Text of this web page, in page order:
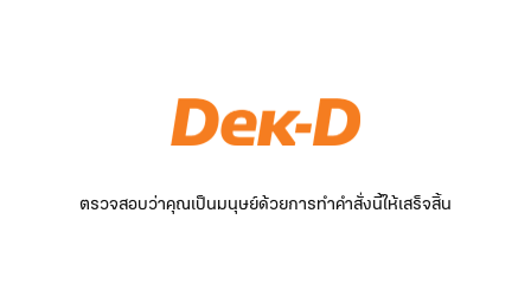
ตรวจสอบว่าคุณเป็นมนุษย์ด้วยการทำคำสั่งนี้ให้เสร็จสิ้น